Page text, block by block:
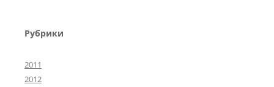
Рубрики
2011
2012